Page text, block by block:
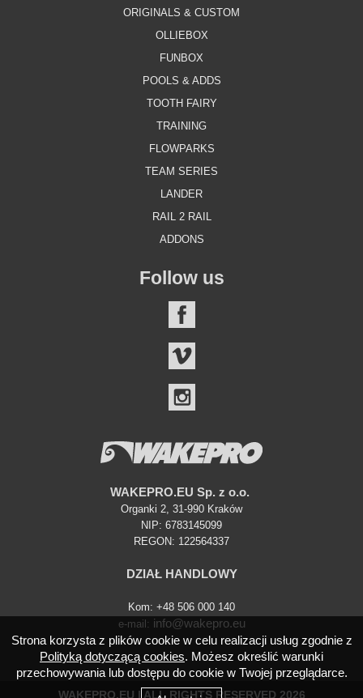
ORIGINALS & CUSTOM
OLLIEBOX
FUNBOX
POOLS & ADDS
TOOTH FAIRY
TRAINING
FLOWPARKS
TEAM SERIES
LANDER
RAIL 2 RAIL
ADDONS
Follow us
WAKEPRO.EU Sp. z o.o.
Organki 2, 31-990 Kraków
NIP: 6783145099
REGON: 122564337
DZIAŁ HANDLOWY
Kom: +48 506 000 140
e-mail: info@wakepro.eu
WAKEPRO.EU | ALL RIGHTS RESERVED 2026
Strona korzysta z plików cookie w celu realizacji usług zgodnie z
Polityką dotyczącą cookies. Możesz określić warunki
przechowywania lub dostępu do cookie w Twojej przeglądarce.